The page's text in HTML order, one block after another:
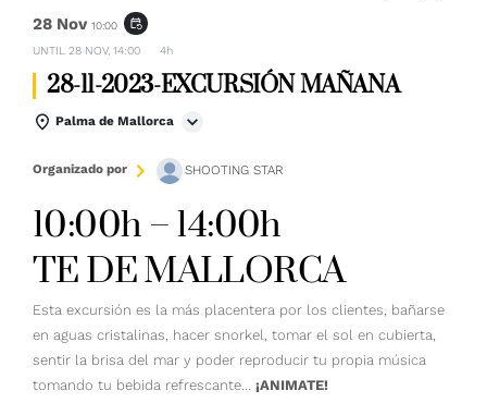
28 Nov 10:00 event_repeat
UNTIL 28 NOV, 14:00 4h
28-11-2023-EXCURSIÓN MAÑANA
Palma de Mallorca
Organizado por SHOOTING STAR
10:00h – 14:00h
TE DE MALLORCA
Esta excursión es la más placentera por los clientes, bañarse
en aguas cristalinas, hacer snorkel, tomar el sol en cubierta,
sentir la brisa del mar y poder reproducir tu propia música
tomando tu bebida refrescante… ¡ANIMATE!